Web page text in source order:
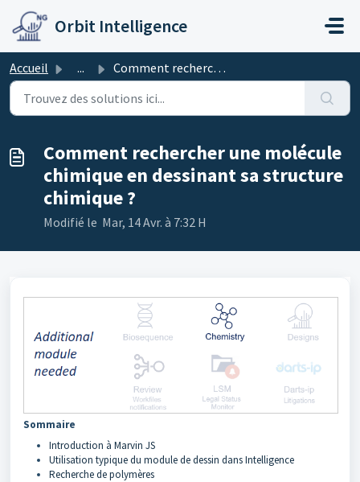
Passer au contenu principal
Orbit Intelligence
Accueil ... Comment rechercher une molécule chimique en dessinant sa ...
Comment rechercher une molécule
chimique en dessinant sa structure
chimique ?
Modifié le Mar, 14 Avr. à 7:32 H
Sommaire
Introduction à Marvin JS
Utilisation typique du module de dessin dans Intelligence
Recherche de polymères